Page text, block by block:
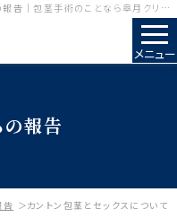
カントン包茎とセックスについて｜医療現場からの報告｜包茎手術のことなら皐月クリニック
メニュー
報告
告 カントン包茎とセックスについて